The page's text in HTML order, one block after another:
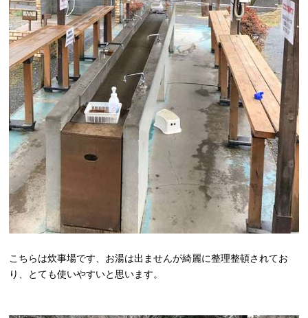
こちらは炊事場です、お湯は出ませんが綺麗に整理整頓されてお
り、とても使いやすいと思います。